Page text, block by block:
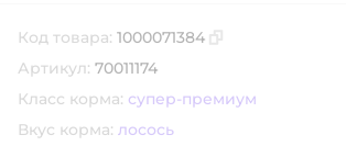
Код товара: 1000071384
Артикул: 70011174
Класс корма: супер-премиум
Вкус корма: лосось